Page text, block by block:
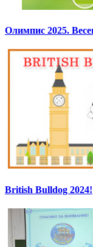
Олимпис 2025.
British Bulldog 2024!